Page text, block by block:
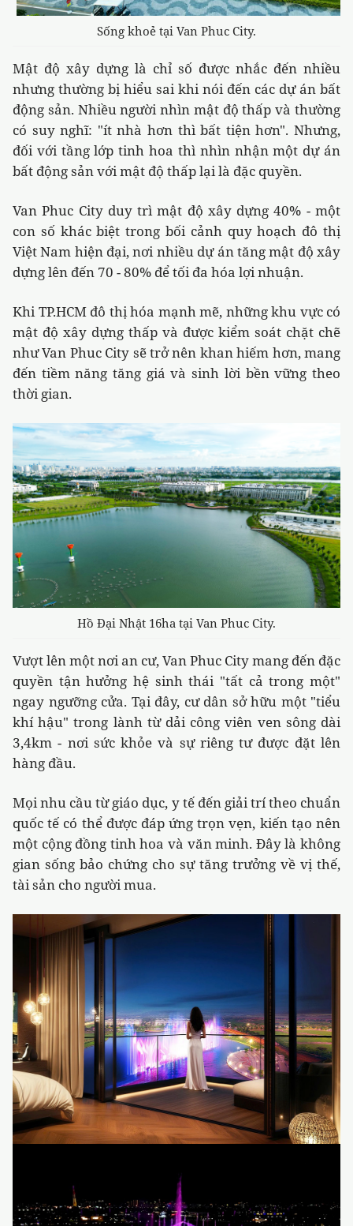
Sống khoẻ tại Van Phuc City.
Mật độ xây dựng là chỉ số được nhắc đến nhiều
nhưng thường bị hiểu sai khi nói đến các dự án bất
động sản. Nhiều người nhìn mật độ thấp và thường
có suy nghĩ: "ít nhà hơn thì bất tiện hơn". Nhưng,
đối với tầng lớp tinh hoa thì nhìn nhận một dự án
bất động sản với mật độ thấp lại là đặc quyền.
Van Phuc City duy trì mật độ xây dựng 40% - một
con số khác biệt trong bối cảnh quy hoạch đô thị
Việt Nam hiện đại, nơi nhiều dự án tăng mật độ xây
dựng lên đến 70 - 80% để tối đa hóa lợi nhuận.
Khi TP.HCM đô thị hóa mạnh mẽ, những khu vực có
mật độ xây dựng thấp và được kiểm soát chặt chẽ
như Van Phuc City sẽ trở nên khan hiếm hơn, mang
đến tiềm năng tăng giá và sinh lời bền vững theo
thời gian.
Hồ Đại Nhật 16ha tại Van Phuc City.
Vượt lên một nơi an cư, Van Phuc City mang đến đặc
quyền tận hưởng hệ sinh thái "tất cả trong một"
ngay ngưỡng cửa. Tại đây, cư dân sở hữu một "tiểu
khí hậu" trong lành từ dải công viên ven sông dài
3,4km - nơi sức khỏe và sự riêng tư được đặt lên
hàng đầu.
Mọi nhu cầu từ giáo dục, y tế đến giải trí theo chuẩn
quốc tế có thể được đáp ứng trọn vẹn, kiến tạo nên
một cộng đồng tinh hoa và văn minh. Đây là không
gian sống bảo chứng cho sự tăng trưởng về vị thế,
tài sản cho người mua.